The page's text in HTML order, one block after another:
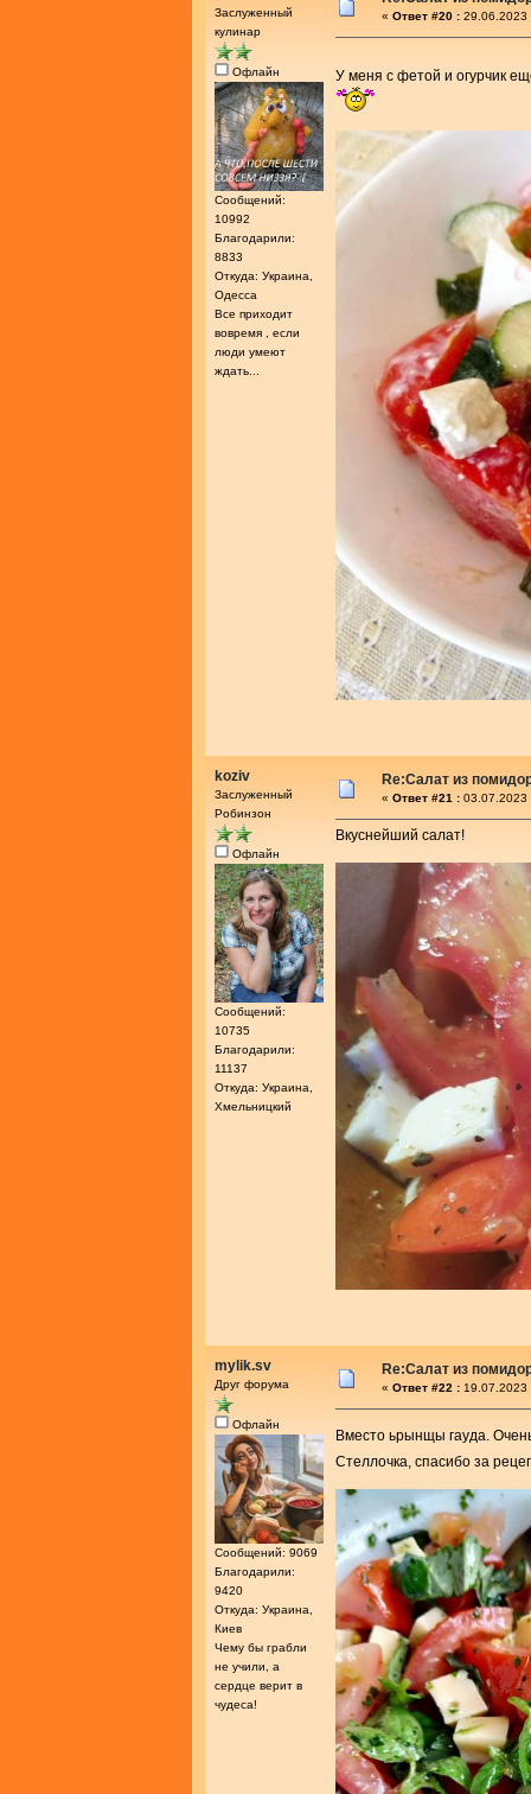
Заслуженный
кулинар
Офлайн
Сообщений:
10992
Благодарили:
8833
Откуда: Украина,
Одесса
Все приходит
вовремя , если
люди умеют
ждать...
« Ответ #20 : 29.06.2023
У меня с фетой и огурчик
koziv
Заслуженный
Робинзон
Офлайн
Сообщений:
10735
Благодарили:
11137
Откуда: Украина,
Хмельницкий
Re:Салат из
« Ответ #21 : 03.07.2023
Вкуснейший салат!
mylik.sv
Друг форума
Офлайн
Сообщений: 9069
Благодарили:
9420
Откуда: Украина,
Киев
Чему бы грабли
не учили, а
сердце верит в
чудеса!
Re:Салат из
« Ответ #22 : 19.07.2023
Вместо ьрынщы гауда.
Стеллочка, спасибо за